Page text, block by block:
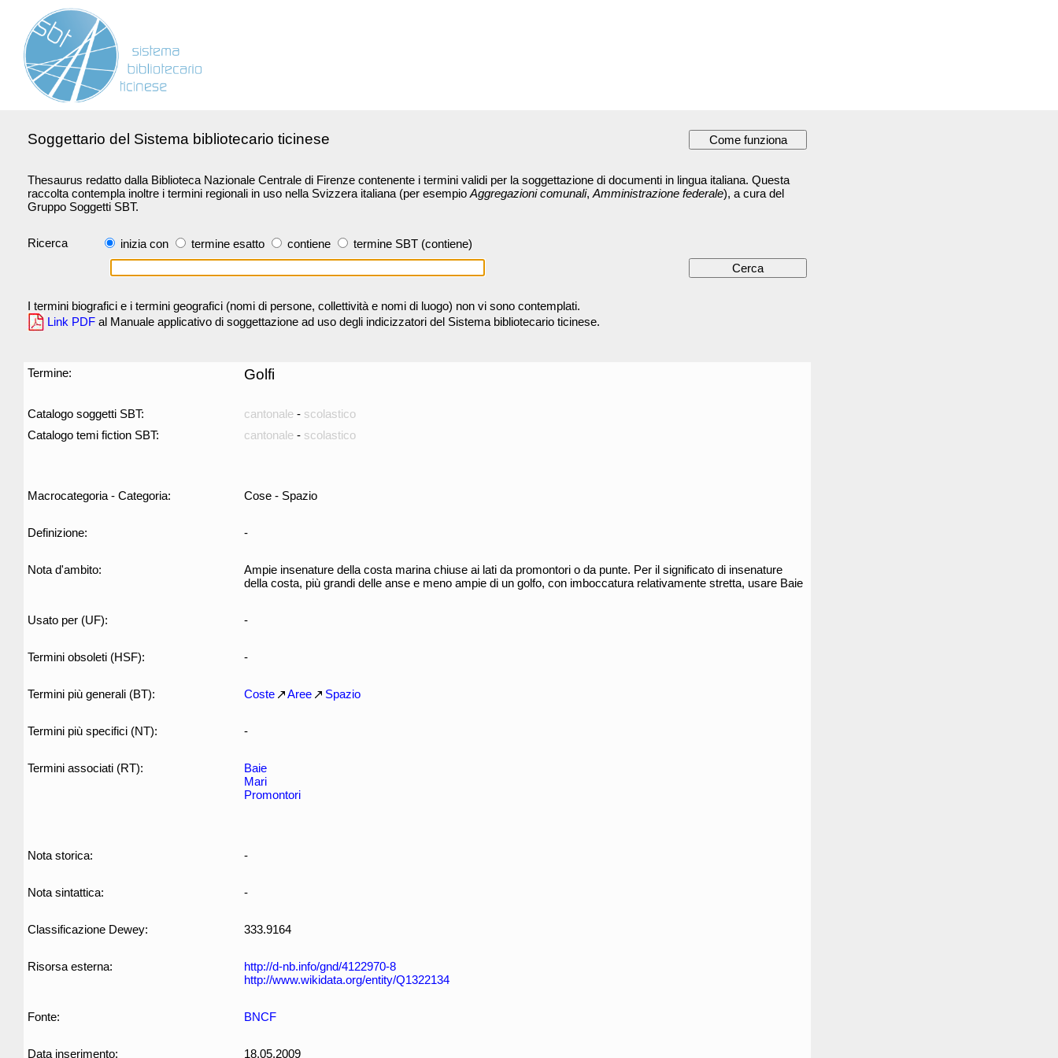
Soggettario del Sistema bibliotecario ticinese
Thesaurus redatto dalla Biblioteca Nazionale Centrale di Firenze contenente i termini validi per la soggettazione di documenti in lingua italiana. Questa
raccolta contempla inoltre i termini regionali in uso nella Svizzera italiana (per esempio Aggregazioni comunali, Amministrazione federale), a cura del
Gruppo Soggetti SBT.
Ricerca inizia con termine esatto contiene termine SBT (contiene)
I termini biografici e i termini geografici (nomi di persone, collettività e nomi di luogo) non vi sono contemplati.
Link PDF al Manuale applicativo di soggettazione ad uso degli indicizzatori del Sistema bibliotecario ticinese.
Termine: Golfi
Catalogo soggetti SBT: cantonale - scolastico
Catalogo temi fiction SBT:
cantonale - scolastico
Macrocategoria - Categoria: Cose - Spazio
Definizione: -
Nota d'ambito:
Ampie insenature della costa marina chiuse ai lati da promontori o da punte. Per il significato di insenature
della costa, più grandi delle anse e meno ampie di un golfo, con imboccatura relativamente stretta, usare Baie
Usato per (UF): -
Termini obsoleti (HSF): -
Termini più generali (BT): Coste Aree Spazio
Termini più specifici (NT): -
Termini associati (RT):
Baie
Mari
Promontori
Nota storica: -
Nota sintattica: -
Classificazione Dewey: 333.9164
Risorsa esterna:
http://d-nb.info/gnd/4122970-8
http://www.wikidata.org/entity/Q1322134
Fonte: BNCF
Data inserimento: 18.05.2009